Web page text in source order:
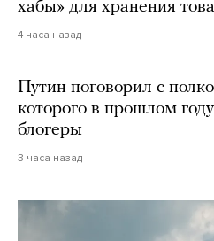
хабы» для хранения
4 часа назад
Путин поговорил с
которого в прошлом
блогеры
3 часа назад